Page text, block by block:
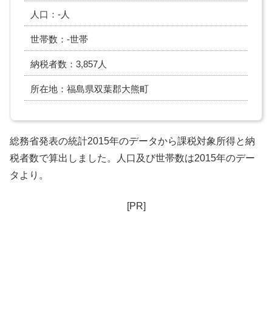
人口：-人
世帯数：-世帯
納税者数：3,857人
所在地：福島県双葉郡大熊町
総務省発表の統計2015年のデータから課税対象所得と納
税者数で算出しました。人口及び世帯数は2015年のデー
タより。
[PR]